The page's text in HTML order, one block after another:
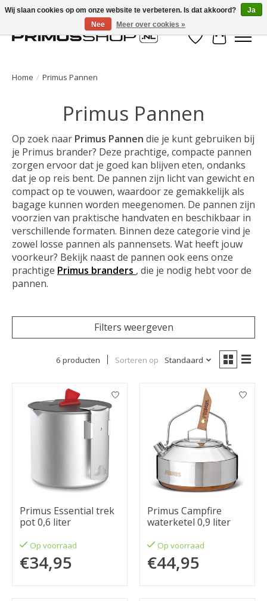
Verlanglijst
Home / Primus Pannen
Primus Pannen
Op zoek naar Primus Pannen die je kunt gebruiken bij
je Primus brander? Deze prachtige, compacte pannen
zorgen ervoor dat je goed kan blijven eten, ondanks
dat je op reis bent. De pannen zijn licht van gewicht en
compact op te vouwen, waardoor ze gemakkelijk als
bagage kunnen worden meegenomen. De pannen zijn
voorzien van praktische handvaten en beschikbaar in
verschillende formaten. Binnen deze categorie vind je
zowel losse pannen als pannensets. Wat heeft jouw
voorkeur? Bekijk naast de pannen ook eens onze
prachtige Primus branders , die je nodig hebt voor de
pannen.
Filters weergeven
6 producten Sorteren op Standaard
Primus Essential trek
pot 0,6 liter
Op voorraad
€34,95
Primus Campfire
waterketel 0,9 liter
Op voorraad
€44,95
Wij slaan cookies op om onze website te verbeteren. Is dat akkoord?
Ja
Nee
Meer over cookies »